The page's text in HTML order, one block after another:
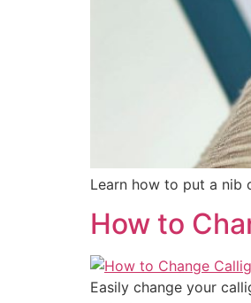
Learn how to put a nib
How to
Easily change your